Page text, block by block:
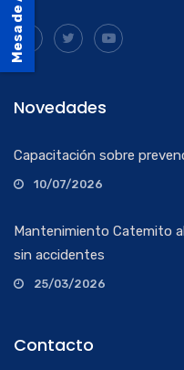
Novedades
Capacitación sobre
10/07/2026
Mantenimiento Catemito
sin accidentes
25/03/2026
Contacto